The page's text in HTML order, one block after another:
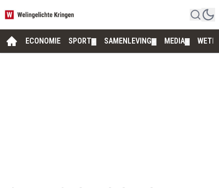
ECONOMIE SPORT SAMENLEVING MEDIA